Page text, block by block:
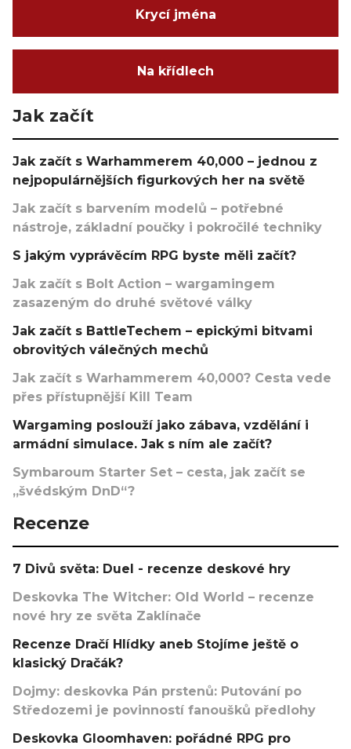
Krycí jména
Na křídlech
Jak začít
Jak začít s Warhammerem 40,000 – jednou z
nejpopulárnějších figurkových her na světě
Jak začít s barvením modelů – potřebné
nástroje, základní poučky i pokročilé techniky
S jakým vyprávěcím RPG byste měli začít?
Jak začít s Bolt Action – wargamingem
zasazeným do druhé světové války
Jak začít s BattleTechem – epickými bitvami
obrovitých válečných mechů
Jak začít s Warhammerem 40,000? Cesta vede
přes přístupnější Kill Team
Wargaming poslouží jako zábava, vzdělání i
armádní simulace. Jak s ním ale začít?
Symbaroum Starter Set – cesta, jak začít se
„švédským DnD“?
Recenze
7 Divů světa: Duel - recenze deskové hry
Deskovka The Witcher: Old World – recenze
nové hry ze světa Zaklínače
Recenze Dračí Hlídky aneb Stojíme ještě o
klasický Dračák?
Dojmy: deskovka Pán prstenů: Putování po
Středozemi je povinností fanoušků předlohy
Deskovka Gloomhaven: pořádné RPG pro